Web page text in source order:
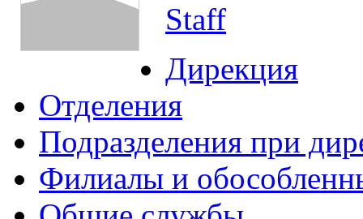
Staff
Дирекция
Отделения
Подразделения при
Филиалы и